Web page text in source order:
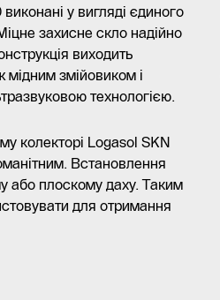
у вигляді єдиного
захисне скло надійно
виходить
змійовиком і
технологією.
колекторі Logasol SKN
Встановлення
або плоскому даху. Таким
для отримання